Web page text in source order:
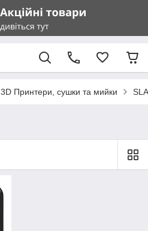
3D Принтери, сушки та мийки